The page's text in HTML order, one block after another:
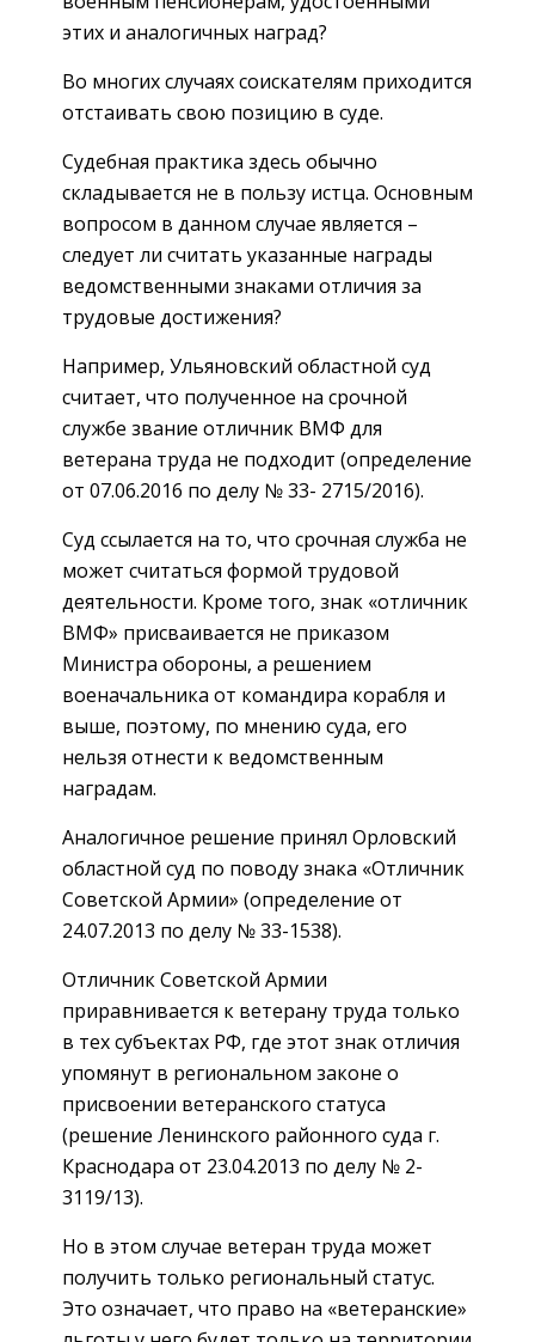
этих и аналогичных наград?
Во многих случаях соискателям приходится
отстаивать свою позицию в суде.
Судебная практика здесь обычно
складывается не в пользу истца. Основным
вопросом в данном случае является –
следует ли считать указанные награды
ведомственными знаками отличия за
трудовые достижения?
Например, Ульяновский областной суд
считает, что полученное на срочной
службе звание отличник ВМФ для
ветерана труда не подходит (определение
от 07.06.2016 по делу № 33- 2715/2016).
Суд ссылается на то, что срочная служба не
может считаться формой трудовой
деятельности. Кроме того, знак «отличник
ВМФ» присваивается не приказом
Министра обороны, а решением
военачальника от командира корабля и
выше, поэтому, по мнению суда, его
нельзя отнести к ведомственным
наградам.
Аналогичное решение принял Орловский
областной суд по поводу знака «Отличник
Советской Армии» (определение от
24.07.2013 по делу № 33-1538).
Отличник Советской Армии
приравнивается к ветерану труда только
в тех субъектах РФ, где этот знак отличия
упомянут в региональном законе о
присвоении ветеранского статуса
(решение Ленинского районного суда г.
Краснодара от 23.04.2013 по делу № 2-
3119/13).
Но в этом случае ветеран труда может
получить только региональный статус.
Это означает, что право на «ветеранские»